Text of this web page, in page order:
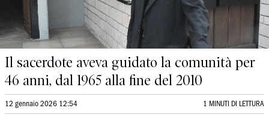
Il sacerdote aveva guidato la comunità per
46 anni, dal 1965 alla fine del 2010
12 gennaio 2026 12:54 1 MINUTI DI LETTURA